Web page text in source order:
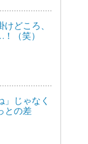
どころ、
（笑）
」じゃなく
との差